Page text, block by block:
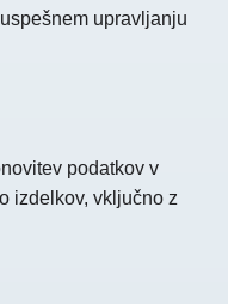
upravljanju
podatkov v
izdelkov, vključno z